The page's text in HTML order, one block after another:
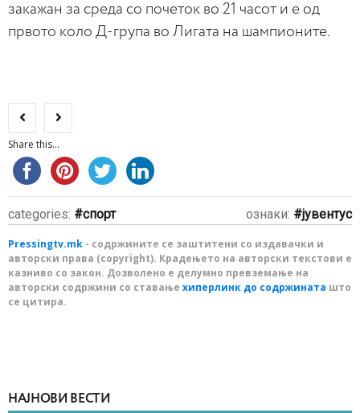
закажан за среда со почеток во 21 часот и е од
првото коло Д-група во Лигата на шампионите.
Share this...
categories: спорт ознаки: јувентус
Pressingtv.mk - содржините се заштитени со издавачки и
авторски права (copyright). Крадењето на авторски текстови е
казниво со закон. Дозволено е делумно превземање на
авторски содржини со ставање хиперлинк до содржината што
се цитира.
НАЈНОВИ ВЕСТИ